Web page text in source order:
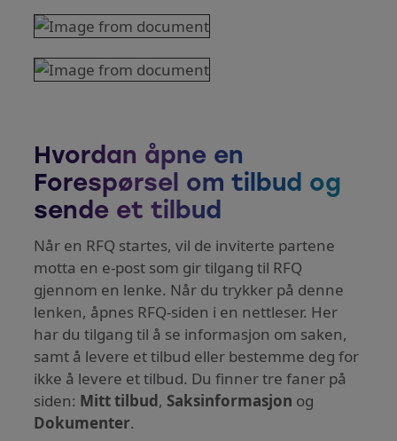
Hvordan åpne en
Forespørsel om tilbud og
sende et tilbud
Når en RFQ startes, vil de inviterte partene
motta en e-post som gir tilgang til RFQ
gjennom en lenke. Når du trykker på denne
lenken, åpnes RFQ-siden i en nettleser. Her
har du tilgang til å se informasjon om saken,
samt å levere et tilbud eller bestemme deg for
ikke å levere et tilbud. Du finner tre faner på
siden: Mitt tilbud, Saksinformasjon og
Dokumenter.